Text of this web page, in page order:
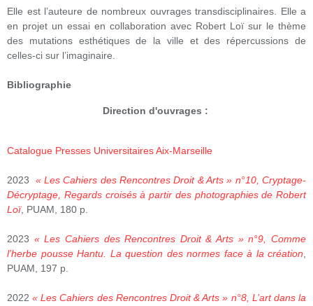
Elle est l’auteure de nombreux ouvrages transdisciplinaires. Elle a
en projet un essai en collaboration avec Robert Loï sur le thème
des mutations esthétiques de la ville et des répercussions de
celles-ci sur l’imaginaire.
Bibliographie
Direction d'ouvrages :
Catalogue Presses Universitaires Aix-Marseille
2023 « Les Cahiers des Rencontres Droit & Arts » n°10, Cryptage-
Décryptage, Regards croisés à partir des photographies de Robert
Loï, PUAM, 180 p.
2023 « Les Cahiers des Rencontres Droit & Arts » n°9, Comme
l’herbe pousse Hantu. La question des normes face à la création
PUAM, 197 p.
2022« Les Cahiers des Rencontres Droit & Arts » n°8, L’art dans la